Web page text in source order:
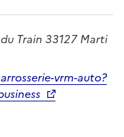
Train 33127 Marti
vrm-auto?